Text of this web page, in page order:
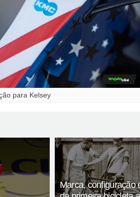
para Kelsey
Marca, configuração